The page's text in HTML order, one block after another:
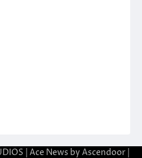
| Ace News by Ascendoor|